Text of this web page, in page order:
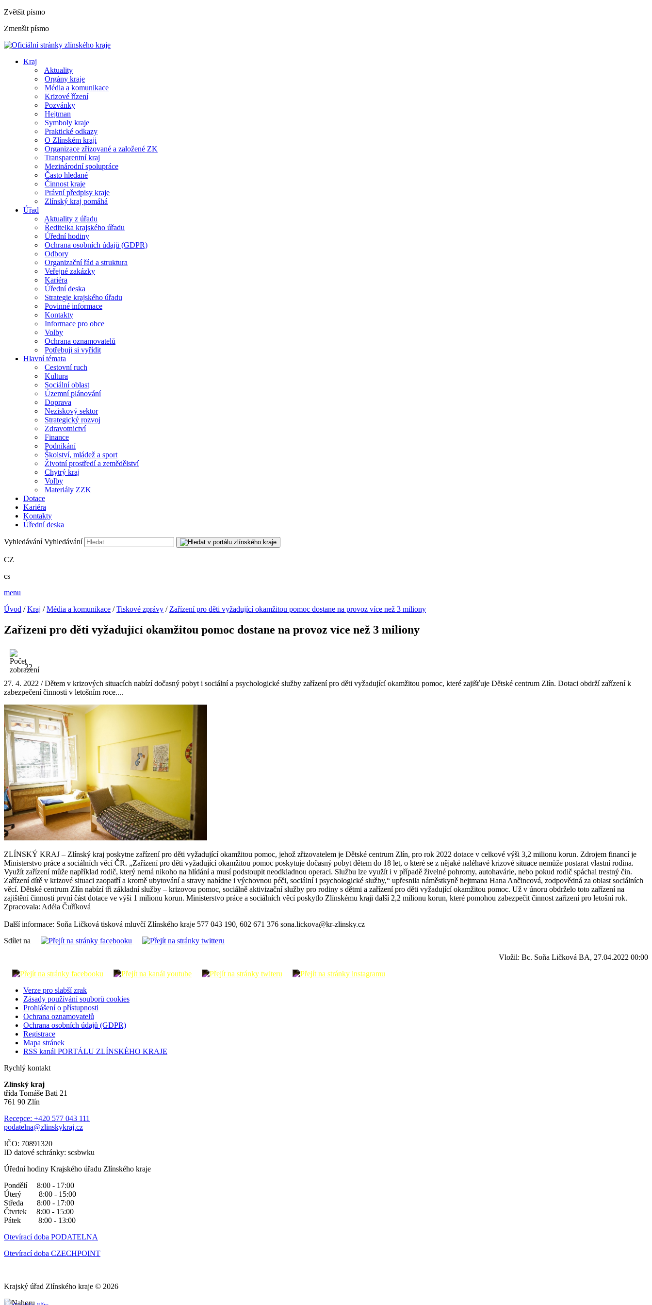
Zvětšit písmo
Zmenšit písmo
Kraj
Aktuality
Orgány kraje
Média a komunikace
Krizové řízení
Pozvánky
Hejtman
Symboly kraje
Praktické odkazy
O Zlínském kraji
Organizace zřizované a založené ZK
Transparentní kraj
Mezinárodní spolupráce
Často hledané
Činnost kraje
Právní předpisy kraje
Zlínský kraj pomáhá
Úřad
Aktuality z úřadu
Ředitelka krajského úřadu
Úřední hodiny
Ochrana osobních údajů (GDPR)
Odbory
Organizační řád a struktura
Veřejné zakázky
Kariéra
Úřední deska
Strategie krajského úřadu
Povinné informace
Kontakty
Informace pro obce
Volby
Ochrana oznamovatelů
Potřebuji si vyřídit
Hlavní témata
Cestovní ruch
Kultura
Sociální oblast
Územní plánování
Doprava
Neziskový sektor
Strategický rozvoj
Zdravotnictví
Finance
Podnikání
Školství, mládež a sport
Životní prostředí a zemědělství
Chytrý kraj
Volby
Materiály ZZK
Dotace
Kariéra
Kontakty
Úřední deska
Vyhledávání Vyhledávání
CZ
cs
menu
Úvod /Kraj /Média a komunikace /Tiskové zprávy / Zařízení pro děti vyžadující okamžitou pomoc dostane na provoz více než 3 miliony
Zařízení pro děti vyžadující okamžitou pomoc dostane na provoz více než 3 miliony
22
27. 4. 2022 / Dětem v krizových situacích nabízí dočasný pobyt i sociální a psychologické služby zařízení pro děti vyžadující okamžitou pomoc, které zajišťuje Dětské centrum Zlín. Dotaci obdrží zařízení k
zabezpečení činnosti v letošním roce....
ZLÍNSKÝ KRAJ – Zlínský kraj poskytne zařízení pro děti vyžadující okamžitou pomoc, jehož zřizovatelem je Dětské centrum Zlín, pro rok 2022 dotace v celkové výši 3,2 milionu korun. Zdrojem financí je
Ministerstvo práce a sociálních věcí ČR. „Zařízení pro děti vyžadující okamžitou pomoc poskytuje dočasný pobyt dětem do 18 let, o které se z nějaké naléhavé krizové situace nemůže postarat vlastní rodina.
Využít zařízení může například rodič, který nemá nikoho na hlídání a musí podstoupit neodkladnou operaci. Službu lze využít i v případě živelné pohromy, autohavárie, nebo pokud rodič spáchal trestný čin.
Zařízení dítě v krizové situaci zaopatří a kromě ubytování a stravy nabídne i výchovnou péči, sociální i psychologické služby,“ upřesnila náměstkyně hejtmana Hana Ančincová, zodpovědná za oblast sociálních
věcí. Dětské centrum Zlín nabízí tři základní služby – krizovou pomoc, sociálně aktivizační služby pro rodiny s dětmi a zařízení pro děti vyžadující okamžitou pomoc. Už v únoru obdrželo toto zařízení na
zajištění činnosti první část dotace ve výši 1 milionu korun. Ministerstvo práce a sociálních věcí poskytlo Zlínskému kraji další 2,2 milionu korun, které pomohou zabezpečit činnost zařízení pro letošní rok.
Zpracovala: Adéla Čuříková
Další informace: Soňa Ličková tisková mluvčí Zlínského kraje 577 043 190, 602 671 376 sona.lickova@kr-zlinsky.cz
Sdílet na
Vložil: Bc. Soňa Ličková BA, 27.04.2022 00:00
Verze pro slabší zrak
Zásady používání souborů cookies
Prohlášení o přístupnosti
Ochrana oznamovatelů
Ochrana osobních údajů (GDPR)
Registrace
Mapa stránek
RSS kanál PORTÁLU ZLÍNSKÉHO KRAJE
Rychlý kontakt
Zlínský kraj
třída Tomáše Bati 21
761 90 Zlín
Recepce: +420 577 043 111
podatelna@zlinskykraj.cz
IČO: 70891320
ID datové schránky: scsbwku
Úřední hodiny Krajského úřadu Zlínského kraje
Pondělí 8:00 - 17:00
Úterý 8:00 - 15:00
Středa 8:00 - 17:00
Čtvrtek 8:00 - 15:00
Pátek 8:00 - 13:00
Otevírací doba PODATELNA
Otevírací doba CZECHPOINT
Krajský úřad Zlínského kraje © 2026